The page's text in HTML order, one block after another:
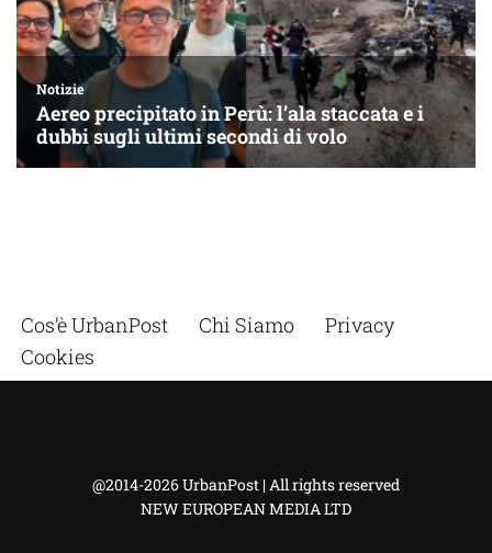
Cos’è UrbanPost Chi Siamo
Privacy
Cookies
@2014-2026 UrbanPost | All rights reserved
NEW EUROPEAN MEDIA LTD